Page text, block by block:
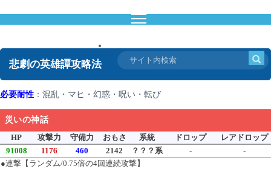
悲劇の英雄譚攻略法
必要耐性 ：混乱・マヒ・幻惑・呪い・転び
災いの神話
HP
攻撃力 守備力 おもさ 系統 ドロップ
レアドロップ
91008
1176 460 2142 ？？？系 -
-
●連撃【ランダム/0.75倍の4回連続攻撃】